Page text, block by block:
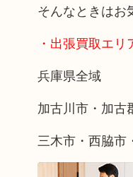
そんなときはお
・出張買取エリ
兵庫県全域
加古川市・加古
三木市・西脇市